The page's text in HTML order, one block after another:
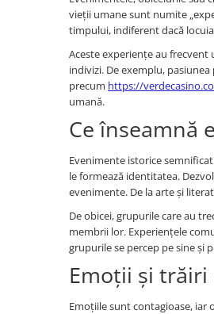
Bijuterii pentru barbati
vieții umane sunt numite
timpului, indiferent dacă
Aceste experiențe au
indivizi. De exemplu,
precum https://
umană.
Ce înseamnă
Evenimente istorice
le formează identitatea.
evenimente. De la arte și
De obicei, grupurile care au
membrii lor. Experiențele
grupurile se percep pe sine și
Emoții și trăiri
Emoțiile sunt contagioase, iar